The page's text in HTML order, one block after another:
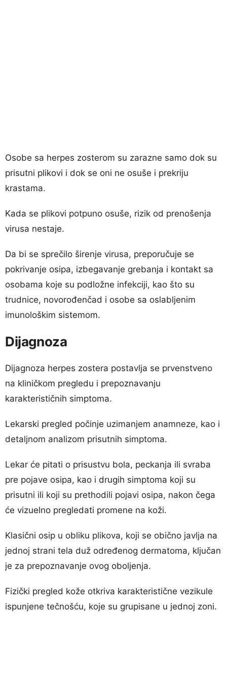
Osobe sa herpes zosterom su zarazne samo dok su
prisutni plikovi i dok se oni ne osuše i prekriju
krastama.
Kada se plikovi potpuno osuše, rizik od prenošenja
virusa nestaje.
Da bi se sprečilo širenje virusa, preporučuje se
pokrivanje osipa, izbegavanje grebanja i kontakt sa
osobama koje su podložne infekciji, kao što su
trudnice, novorođenčad i osobe sa oslabljenim
imunološkim sistemom.
Dijagnoza
Dijagnoza herpes zostera postavlja se prvenstveno
na kliničkom pregledu i prepoznavanju
karakterističnih simptoma.
Lekarski pregled počinje uzimanjem anamneze, kao i
detaljnom analizom prisutnih simptoma.
Lekar će pitati o prisustvu bola, peckanja ili svraba
pre pojave osipa, kao i drugih simptoma koji su
prisutni ili koji su prethodili pojavi osipa, nakon čega
će vizuelno pregledati promene na koži.
Klasični osip u obliku plikova, koji se obično javlja na
jednoj strani tela duž određenog dermatoma, ključan
je za prepoznavanje ovog oboljenja.
Fizički pregled kože otkriva karakteristične vezikule
ispunjene tečnošću, koje su grupisane u jednoj zoni.